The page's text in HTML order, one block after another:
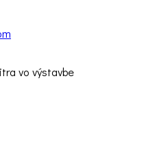
vo výstavbe